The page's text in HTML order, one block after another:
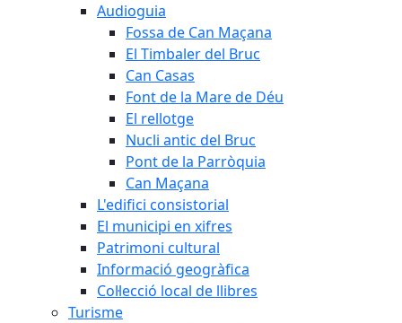
Audioguia
Fossa de Can Maçana
El Timbaler del Bruc
Can Casas
Font de la Mare de Déu
El rellotge
Nucli antic del Bruc
Pont de la Parròquia
Can Maçana
L'edifici consistorial
El municipi en xifres
Patrimoni cultural
Informació geogràfica
Col·lecció local de llibres
Turisme